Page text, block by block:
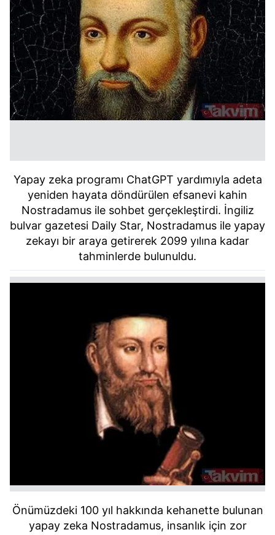
Yapay zeka programı ChatGPT yardımıyla adeta
yeniden hayata döndürülen efsanevi kahin
Nostradamus ile sohbet gerçekleştirdi. İngiliz
bulvar gazetesi Daily Star, Nostradamus ile yapay
zekayı bir araya getirerek 2099 yılına kadar
tahminlerde bulunuldu.
Önümüzdeki 100 yıl hakkında kehanette bulunan
yapayzeka Nostradamus, insanlık için zor